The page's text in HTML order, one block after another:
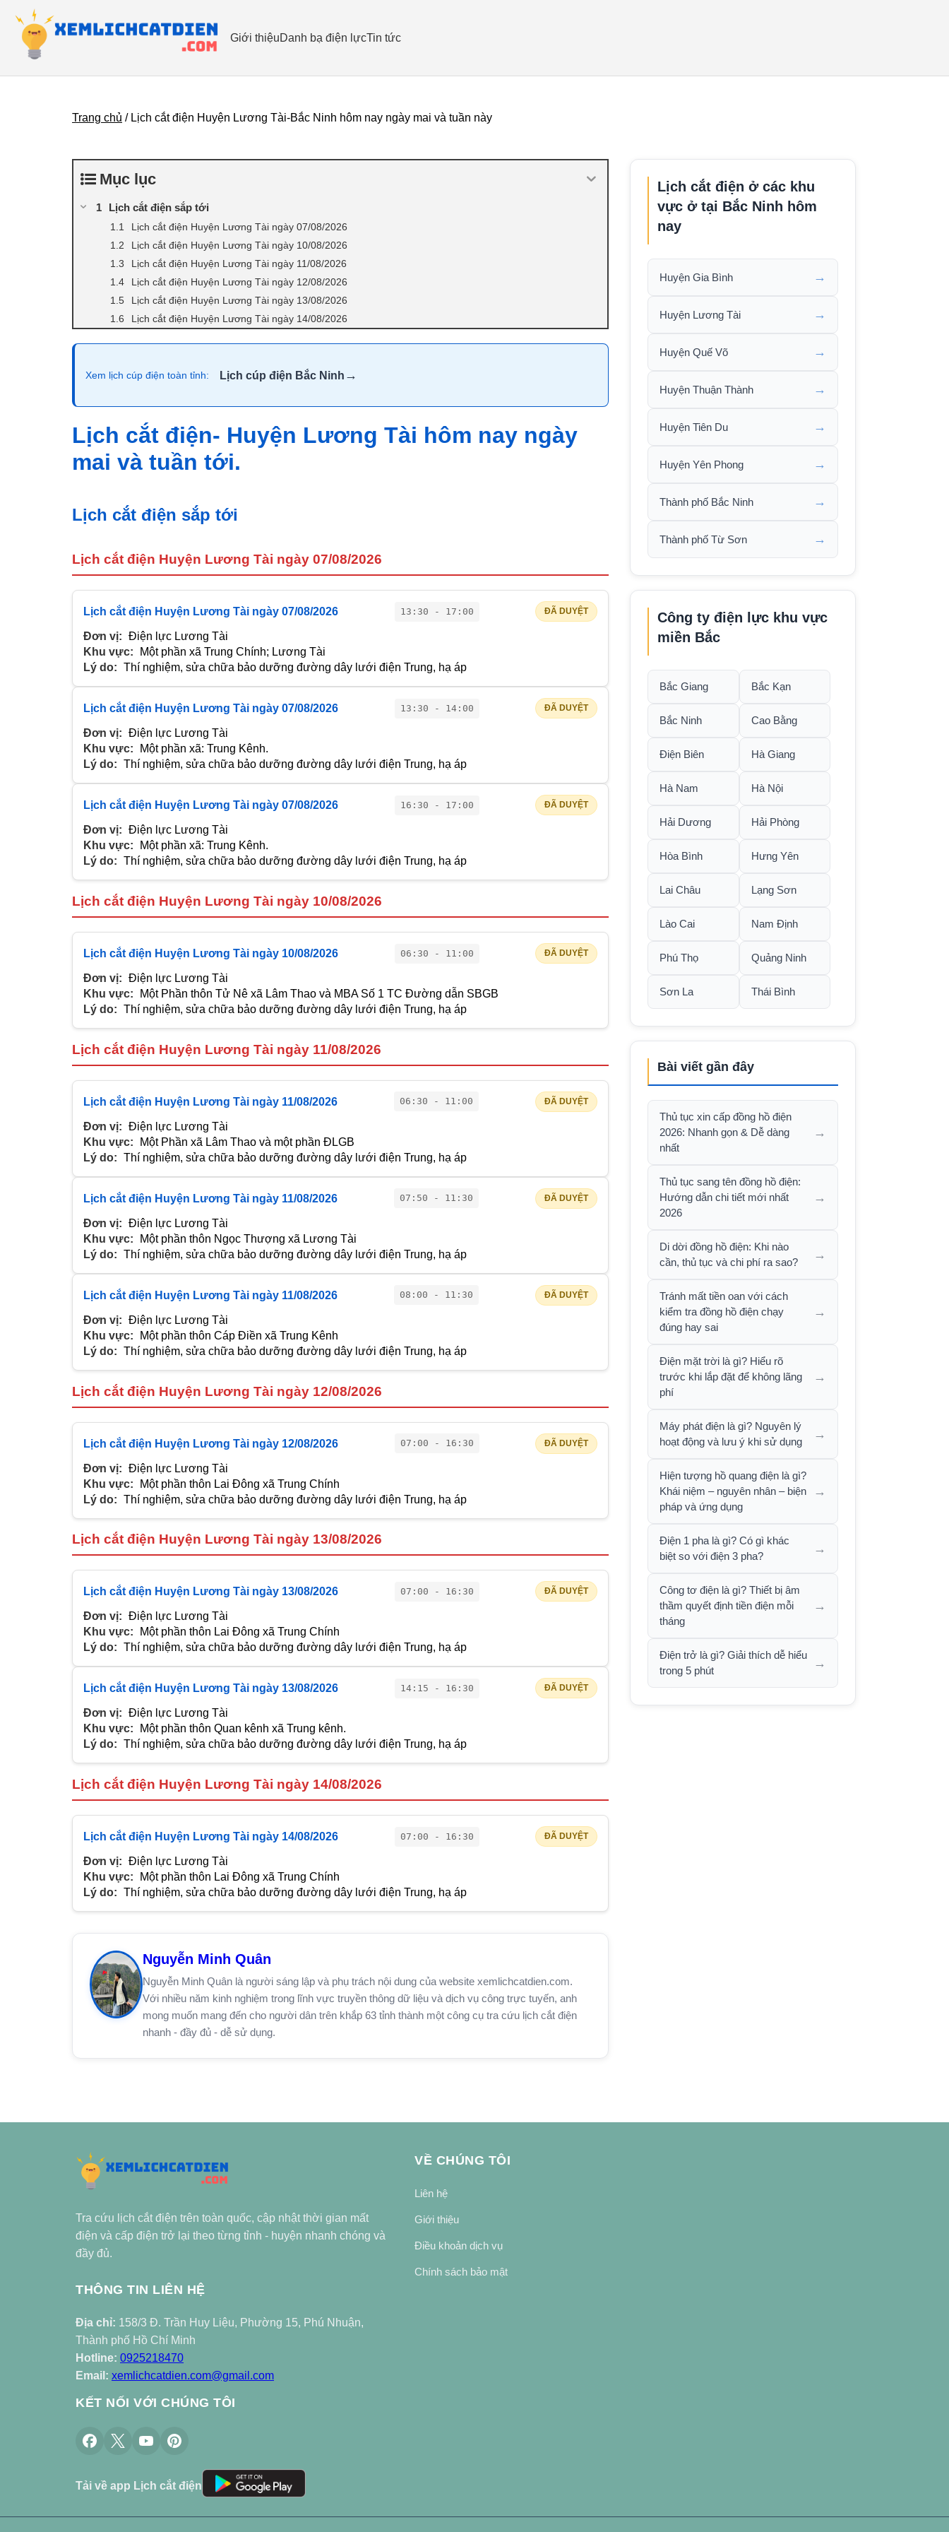
Giới thiệuDanh bạ điện lựcTin tức
Trang chủ / Lịch cắt điện Huyện Lương Tài-Bắc Ninh hôm nay ngày mai và tuần này
Mục lục
Lịch cắt điện sắp tới
Lịch cắt điện Huyện Lương Tài ngày 07/08/2026
Lịch cắt điện Huyện Lương Tài ngày 10/08/2026
Lịch cắt điện Huyện Lương Tài ngày 11/08/2026
Lịch cắt điện Huyện Lương Tài ngày 12/08/2026
Lịch cắt điện Huyện Lương Tài ngày 13/08/2026
Lịch cắt điện Huyện Lương Tài ngày 14/08/2026
Xem lịch cúp điện toàn tỉnh: Lịch cúp điện Bắc Ninh →
Lịch cắt điện- Huyện Lương Tài hôm nay ngày
mai và tuần tới.
Lịch cắt điện sắp tới
Lịch cắt điện Huyện Lương Tài ngày 07/08/2026
Lịch cắt điện Huyện Lương Tài ngày 07/08/2026 13:30 - 17:00 ĐÃ DUYỆT
Đơn vị: Điện lực Lương Tài
Khu vực:
Một phần xã Trung Chính; Lương Tài
Lý do: Thí nghiệm, sửa chữa bảo dưỡng đường dây lưới điện Trung, hạ áp
Lịch cắt điện Huyện Lương Tài ngày 07/08/2026 13:30 - 14:00 ĐÃ DUYỆT
Đơn vị: Điện lực Lương Tài
Khu vực:
Một phần xã: Trung Kênh.
Lý do: Thí nghiệm, sửa chữa bảo dưỡng đường dây lưới điện Trung, hạ áp
Lịch cắt điện Huyện Lương Tài ngày 07/08/2026 16:30 - 17:00 ĐÃ DUYỆT
Đơn vị: Điện lực Lương Tài
Khu vực:
Một phần xã: Trung Kênh.
Lý do: Thí nghiệm, sửa chữa bảo dưỡng đường dây lưới điện Trung, hạ áp
Lịch cắt điện Huyện Lương Tài ngày 10/08/2026
Lịch cắt điện Huyện Lương Tài ngày 10/08/2026 06:30 - 11:00 ĐÃ DUYỆT
Đơn vị: Điện lực Lương Tài
Khu vực:
Một Phần thôn Tử Nê xã Lâm Thao và MBA Số 1 TC Đường dẫn SBGB
Lý do: Thí nghiệm, sửa chữa bảo dưỡng đường dây lưới điện Trung, hạ áp
Lịch cắt điện Huyện Lương Tài ngày 11/08/2026
Lịch cắt điện Huyện Lương Tài ngày 11/08/2026 06:30 - 11:00 ĐÃ DUYỆT
Đơn vị: Điện lực Lương Tài
Khu vực:
Một Phần xã Lâm Thao và một phần ĐLGB
Lý do: Thí nghiệm, sửa chữa bảo dưỡng đường dây lưới điện Trung, hạ áp
Lịch cắt điện Huyện Lương Tài ngày 11/08/2026 07:50 - 11:30 ĐÃ DUYỆT
Đơn vị: Điện lực Lương Tài
Khu vực:
Một phần thôn Ngọc Thượng xã Lương Tài
Lý do: Thí nghiệm, sửa chữa bảo dưỡng đường dây lưới điện Trung, hạ áp
Lịch cắt điện Huyện Lương Tài ngày 11/08/2026 08:00 - 11:30 ĐÃ DUYỆT
Đơn vị: Điện lực Lương Tài
Khu vực:
Một phần thôn Cáp Điền xã Trung Kênh
Lý do: Thí nghiệm, sửa chữa bảo dưỡng đường dây lưới điện Trung, hạ áp
Lịch cắt điện Huyện Lương Tài ngày 12/08/2026
Lịch cắt điện Huyện Lương Tài ngày 12/08/2026 07:00 - 16:30 ĐÃ DUYỆT
Đơn vị: Điện lực Lương Tài
Khu vực:
Một phần thôn Lai Đông xã Trung Chính
Lý do: Thí nghiệm, sửa chữa bảo dưỡng đường dây lưới điện Trung, hạ áp
Lịch cắt điện Huyện Lương Tài ngày 13/08/2026
Lịch cắt điện Huyện Lương Tài ngày 13/08/2026 07:00 - 16:30 ĐÃ DUYỆT
Đơn vị: Điện lực Lương Tài
Khu vực:
Một phần thôn Lai Đông xã Trung Chính
Lý do: Thí nghiệm, sửa chữa bảo dưỡng đường dây lưới điện Trung, hạ áp
Lịch cắt điện Huyện Lương Tài ngày 13/08/2026 14:15 - 16:30 ĐÃ DUYỆT
Đơn vị: Điện lực Lương Tài
Khu vực:
Một phần thôn Quan kênh xã Trung kênh.
Lý do: Thí nghiệm, sửa chữa bảo dưỡng đường dây lưới điện Trung, hạ áp
Lịch cắt điện Huyện Lương Tài ngày 14/08/2026
Lịch cắt điện Huyện Lương Tài ngày 14/08/2026 07:00 - 16:30 ĐÃ DUYỆT
Đơn vị: Điện lực Lương Tài
Khu vực:
Một phần thôn Lai Đông xã Trung Chính
Lý do: Thí nghiệm, sửa chữa bảo dưỡng đường dây lưới điện Trung, hạ áp
Nguyễn Minh Quân
Nguyễn Minh Quân là người sáng lập và phụ trách nội dung của website xemlichcatdien.com.
Với nhiều năm kinh nghiệm trong lĩnh vực truyền thông dữ liệu và dịch vụ công trực tuyến, anh
mong muốn mang đến cho người dân trên khắp 63 tỉnh thành một công cụ tra cứu lịch cắt điện
nhanh - đầy đủ - dễ sử dụng.
Lịch cắt điện ở các khu
vực ở tại Bắc Ninh hôm
nay
Huyện Gia Bình →
Huyện Lương Tài →
Huyện Quế Võ →
Huyện Thuận Thành →
Huyện Tiên Du →
Huyện Yên Phong →
Thành phố Bắc Ninh →
Thành phố Từ Sơn →
Công ty điện lực khu vực
miền Bắc
Bắc Giang Bắc Kạn
Bắc Ninh Cao Bằng
Điện Biên Hà Giang
Hà Nam Hà Nội
Hải Dương Hải Phòng
Hòa Bình Hưng Yên
Lai Châu Lạng Sơn
Lào Cai Nam Định
Phú Thọ Quảng Ninh
Sơn La Thái Bình
Bài viết gần đây
Thủ tục xin cấp đồng hồ điện
2026: Nhanh gọn & Dễ dàng
nhất
→
Thủ tục sang tên đồng hồ điện:
Hướng dẫn chi tiết mới nhất
2026
→
Di dời đồng hồ điện: Khi nào
cần, thủ tục và chi phí ra sao?
→
Tránh mất tiền oan với cách
kiểm tra đồng hồ điện chạy
đúng hay sai
→
Điện mặt trời là gì? Hiểu rõ
trước khi lắp đặt để không lãng
phí
→
Máy phát điện là gì? Nguyên lý
hoạt động và lưu ý khi sử dụng
→
Hiện tượng hồ quang điện là gì?
Khái niệm – nguyên nhân – biện
pháp và ứng dụng
→
Điện 1 pha là gì? Có gì khác
biệt so với điện 3 pha?
→
Công tơ điện là gì? Thiết bị âm
thầm quyết định tiền điện mỗi
tháng
→
Điện trở là gì? Giải thích dễ hiểu
trong 5 phút
→
Tra cứu lịch cắt điện trên toàn quốc, cập nhật thời gian mất
điện và cấp điện trở lại theo từng tỉnh - huyện nhanh chóng và
đầy đủ.
THÔNG TIN LIÊN HỆ
Địa chỉ: 158/3 Đ. Trần Huy Liệu, Phường 15, Phú Nhuận,
Thành phố Hồ Chí Minh
Hotline: 0925218470
Email: xemlichcatdien.com@gmail.com
KẾT NỐI VỚI CHÚNG TÔI
Tải về app Lịch cắt điện
VỀ CHÚNG TÔI
Liên hệ
Giới thiệu
Điều khoản dịch vụ
Chính sách bảo mật